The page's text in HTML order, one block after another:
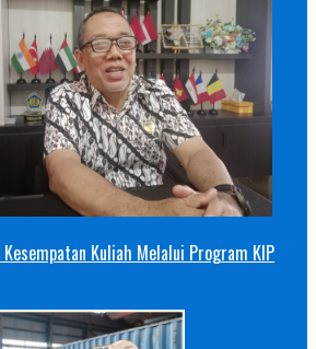
Kesempatan Kuliah Melalui Program KIP